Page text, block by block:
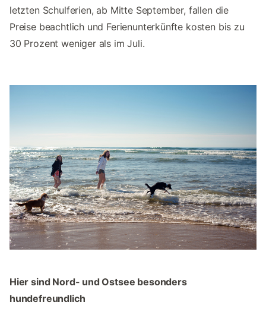
letzten Schulferien, ab Mitte September, fallen die
Preise beachtlich und Ferienunterkünfte kosten bis zu
30 Prozent weniger als im Juli.
Hier sind Nord- und Ostsee besonders
hundefreundlich